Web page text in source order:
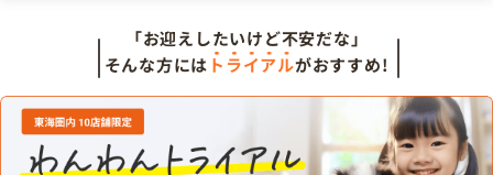
「お迎えしたいけど不安だな」
そんな方には トライアルがおすすめ!